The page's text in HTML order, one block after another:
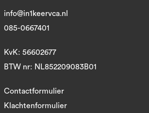
info@in1keervca.nl
085-0667401
KvK: 56602677
BTW nr: NL852209083B01
Contactformulier
Klachtenformulier